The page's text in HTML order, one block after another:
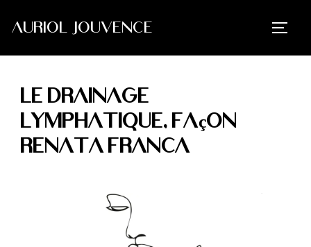
AURIOL JOUVENCE
Le drainage
lymphatique, façon
Renata Franca